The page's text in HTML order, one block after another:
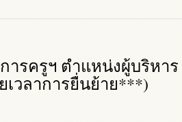
ารครูฯ ตำแหน่งผู้บริหาร
วลาการยื่นย้าย***)